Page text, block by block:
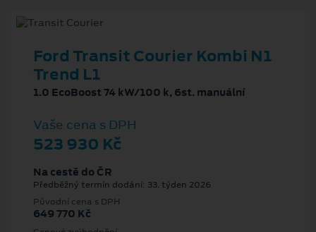
Ford Transit Courier Kombi N1
Trend L1
1.0 EcoBoost 74 kW/100 k, 6st. manuální
Vaše cena s DPH
523 930 Kč
Na cestě do ČR
Předběžný termín dodání: 33. týden 2026
Původní cena s DPH
649 770 Kč